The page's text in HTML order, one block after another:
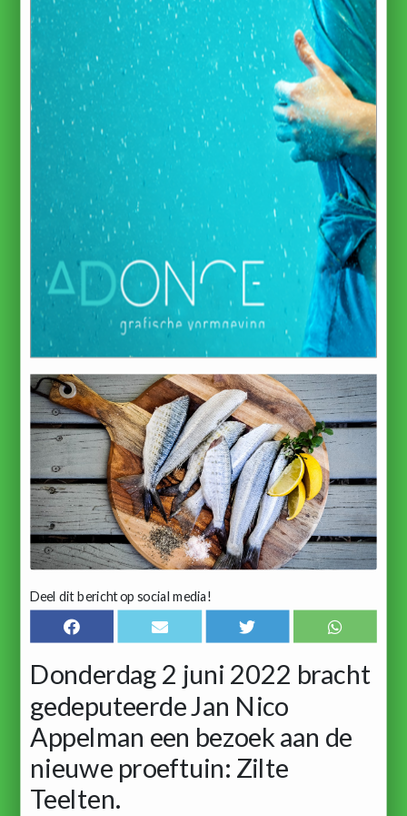
Deel dit bericht op social media!
Donderdag 2 juni 2022 bracht
gedeputeerde Jan Nico
Appelman een bezoek aan de
nieuwe proeftuin: Zilte
Teelten.